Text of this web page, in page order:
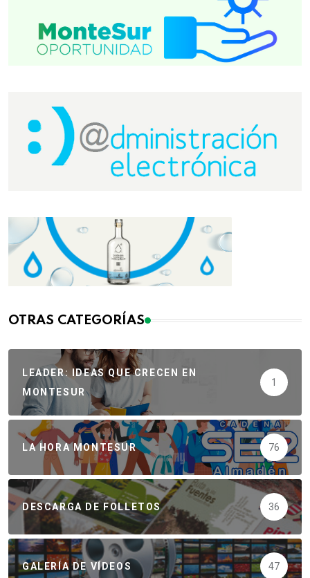
OTRAS CATEGORÍAS
LEADER: IDEAS QUE CRECEN EN
MONTESUR
1
LA HORA MONTESUR 76
DESCARGA DE FOLLETOS 36
GALERÍA DE VÍDEOS 47